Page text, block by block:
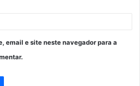
email e site neste navegador para a